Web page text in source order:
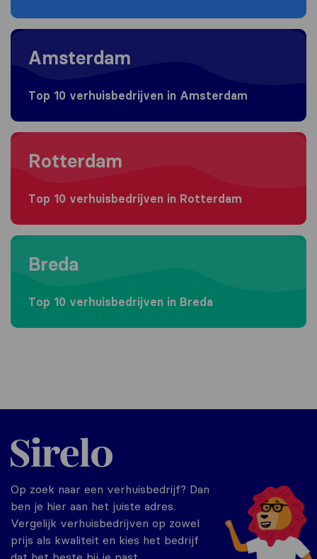
Moving to Amsterdam
Amsterdam
Top 10 verhuisbedrijven in Amsterdam
Moving to Rotterdam
Rotterdam
Top 10 verhuisbedrijven in Rotterdam
Moving to Breda
Breda
Top 10 verhuisbedrijven in Breda
Sirelo.nl
Op zoek naar een verhuisbedrijf? Dan
ben je hier aan het juiste adres.
Vergelijk verhuisbedrijven op zowel
prijs als kwaliteit en kies het bedrijf